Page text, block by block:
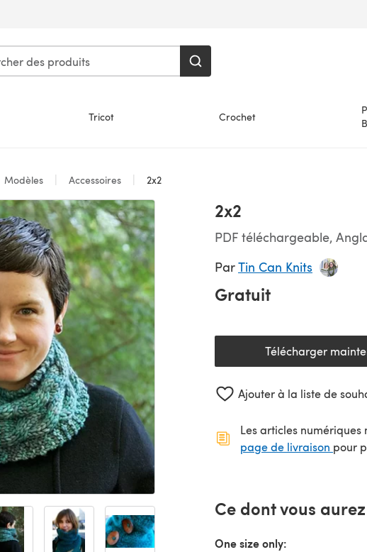
Tricot Crochet
Modèles Accessoires 2x2
2x2
PDF téléchargeable,
ParTin Can Knits
Gratuit
Télécharger
Ajouter à la liste de
Les articles
page de livraison pour
Ce dont vous
One size only: